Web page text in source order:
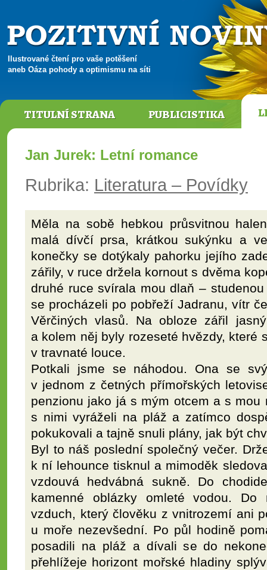
Ilustrované čtení pro vaše potěšení
aneb Oáza pohody a optimismu na síti
TITULNÍ STRANA PUBLICISTIKA
Jan Jurek: Letní romance
Rubrika: Literatura – Povídky
Měla na sobě hebkou průsvitnou
malá dívčí prsa, krátkou sukýnku a
konečky se dotýkaly pahorku jejího
zářily, v ruce držela kornout s dvěma
druhé ruce svírala mou dlaň –
se procházeli po pobřeží Jadranu, vítr
Věrčiných vlasů. Na obloze zářil
a kolem něj byly rozeseté hvězdy, které
v travnaté louce.
Potkali jsme se náhodou. Ona se
v jednom z četných přímořských
penzionu jako já s mým otcem a s mou
s nimi vyráželi na pláž a zatímco
pokukovali a tajně snuli plány, jak být
Byl to náš poslední společný večer.
k ní lehounce tisknul a mimoděk
vzdouvá hedvábná sukně. Do
kamenné oblázky omleté vodou. Do
vzduch, který člověku z vnitrozemí ani
u moře nezevšední. Po půl hodině
posadili na pláž a dívali se do
přehlížeje horizont mořské hladiny